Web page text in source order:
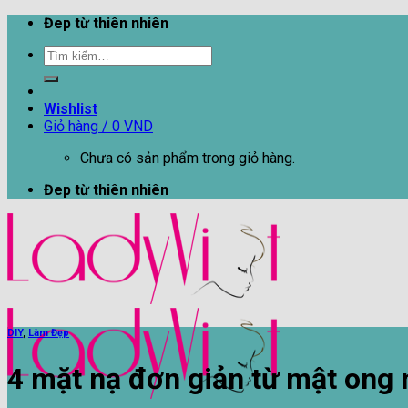
Skip
content
Đep từ thiên nhiên
Tìm
kiếm:
Wishlist
Giỏ hàng / 0 VND
Chưa có sản phẩm trong giỏ hàng.
Đep từ thiên nhiên
DIY, Làm Đẹp
4 mặt nạ đơn giản từ mật ong